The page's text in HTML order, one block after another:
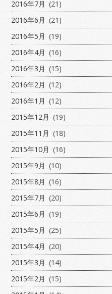
2016年7月 (21)
2016年6月 (21)
2016年5月 (19)
2016年4月 (16)
2016年3月 (15)
2016年2月 (12)
2016年1月 (12)
2015年12月 (19)
2015年11月 (18)
2015年10月 (16)
2015年9月 (10)
2015年8月 (16)
2015年7月 (20)
2015年6月 (19)
2015年5月 (25)
2015年4月 (20)
2015年3月 (14)
2015年2月 (15)